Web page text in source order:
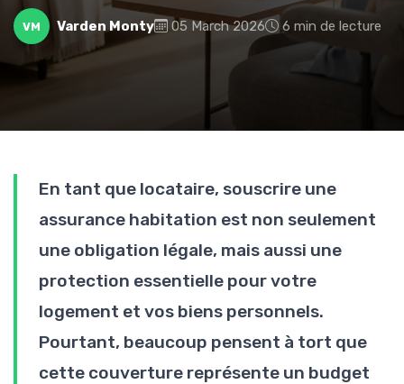
VM Varden Monty 05 March 2026 6 min de lecture
En tant que locataire, souscrire une
assurance habitation est non seulement
une obligation légale, mais aussi une
protection essentielle pour votre
logement et vos biens personnels.
Pourtant, beaucoup pensent à tort que
cette couverture représente un budget